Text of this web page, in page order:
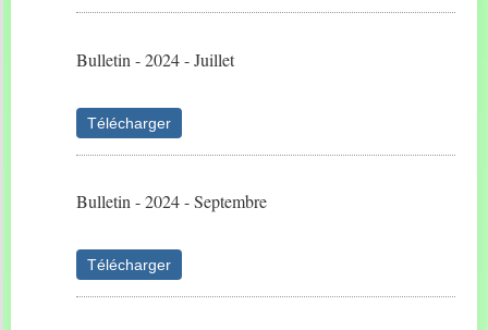
Bulletin - 2024 - Juillet
Télécharger
Bulletin - 2024 - Septembre
Télécharger